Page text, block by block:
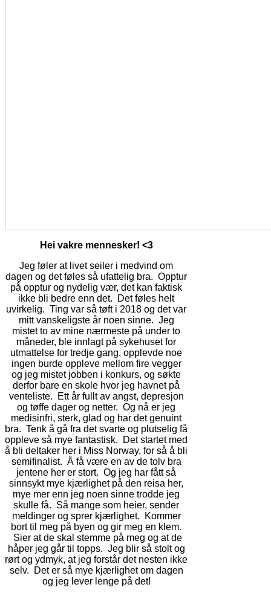
Hei vakre mennesker! <3
Jeg føler at livet seiler i medvind om
dagen og det føles så ufattelig bra. Opptur
på opptur og nydelig vær, det kan faktisk
ikke bli bedre enn det. Det føles helt
uvirkelig. Ting var så tøft i 2018 og det var
mitt vanskeligste år noen sinne. Jeg
mistet to av mine nærmeste på under to
måneder, ble innlagt på sykehuset for
utmattelse for tredje gang, opplevde noe
ingen burde oppleve mellom fire vegger
og jeg mistet jobben i konkurs, og søkte
derfor bare en skole hvor jeg havnet på
venteliste. Ett år fullt av angst, depresjon
og tøffe dager og netter. Og nå er jeg
medisinfri, sterk, glad og har det genuint
bra. Tenk å gå fra det svarte og plutselig få
oppleve så mye fantastisk. Det startet med
å bli deltaker her i Miss Norway, for så å bli
semifinalist. Å få være en av de tolv bra
jentene her er stort. Og jeg har fått så
sinnsykt mye kjærlighet på den reisa her,
mye mer enn jeg noen sinne trodde jeg
skulle få. Så mange som heier, sender
meldinger og sprer kjærlighet. Kommer
bort til meg på byen og gir meg en klem.
Sier at de skal stemme på meg og at de
håper jeg går til topps. Jeg blir så stolt og
rørt og ydmyk, at jeg forstår det nesten ikke
selv. Det er så mye kjærlighet om dagen
og jeg lever lenge på det!